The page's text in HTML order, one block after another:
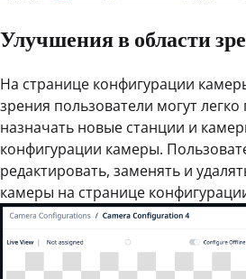
Улучшения в области
На странице конфигурации
зрения пользователи могут
назначать новые станции и
конфигурации камеры.
редактировать, заменять и
камеры на странице